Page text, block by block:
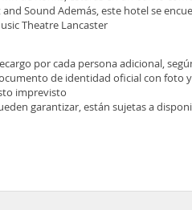
Sound Además, este hotel se
Theatre Lancaster
por cada persona adicional,
de identidad oficial con foto
imprevisto
garantizar, están sujetas a